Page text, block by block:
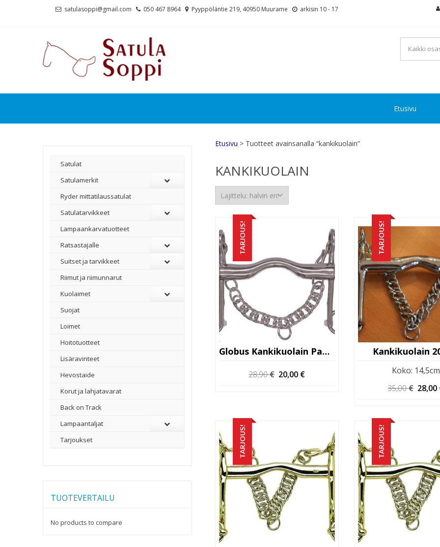
satulasoppi@gmail.com 050 467 8964 Pyyppöläntie 219, 40950 Muurame arkisin 10 - 17
Etusivu
Etusivu > Tuotteet avainsanalla “kankikuolain”
KANKIKUOLAIN
TARJOUS!
Globus Kankikuolain Paksu
28,90€ Alkuperäinen
20,00 €
TARJOUS!
Kankikuolain
Koko: 14,5cm
35,00€ 28,00
TARJOUS! TARJOUS!
Satulat
Satulamerkit
Ryder mittatilaussatulat
Satulatarvikkeet
–
Lampaankarvatuotteet
Ratsastajalle
Suitset ja tarvikkeet
Riimut ja riimunnarut
Kuolaimet
Suojat
Loimet
Hoitotuotteet
Lisäravinteet
Hevostaide
Korut ja lahjatavarat
Back on Track
Lampaantaljat
Tarjoukset
TUOTEVERTAILU
No products to compare